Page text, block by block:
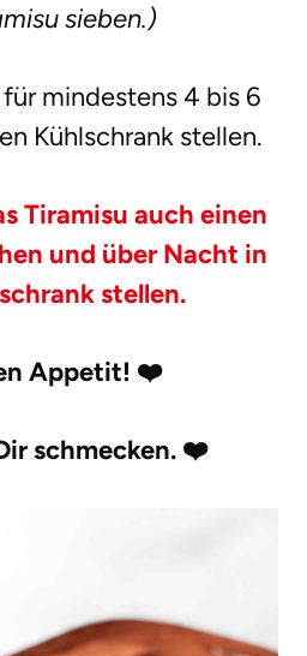
sieben.)
für mindestens 4 bis 6
Kühlschrank stellen.
Tiramisu auch einen
und über Nacht in
stellen.
Appetit! ❤️
schmecken. ❤️